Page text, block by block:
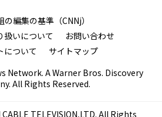
の編集の基準（CNNj）
扱いについて
お問い合わせ
について
サイトマップ
Network. A Warner Bros. Discovery
All Rights Reserved.
TELEVISION,LTD. All Rights